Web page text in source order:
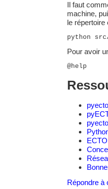
Il faut
machine,
le répertoire
python
Pour avoir
@help
Répondre à